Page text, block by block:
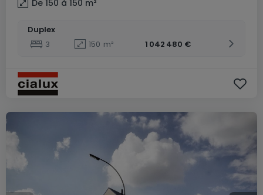
De 150 à 150 m²
Duplex
3
150 m² 1 042 480 €